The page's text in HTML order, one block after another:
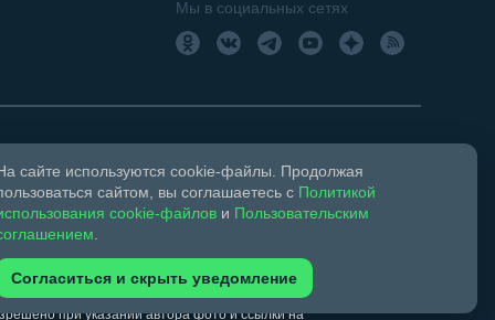
Мы в социальных сетях
о регистрации СМИ ЭЛ № ФС 77 –
праве и смежных правах.
Запрещается перепечатка более 30%
при указании автора фото и ссылки на
18+
сайте используются cookie-файлы. Продолжая
сайтом, вы соглашаетесь с Политикой
cookie-файлов и Пользовательским
Согласиться и скрыть уведомление